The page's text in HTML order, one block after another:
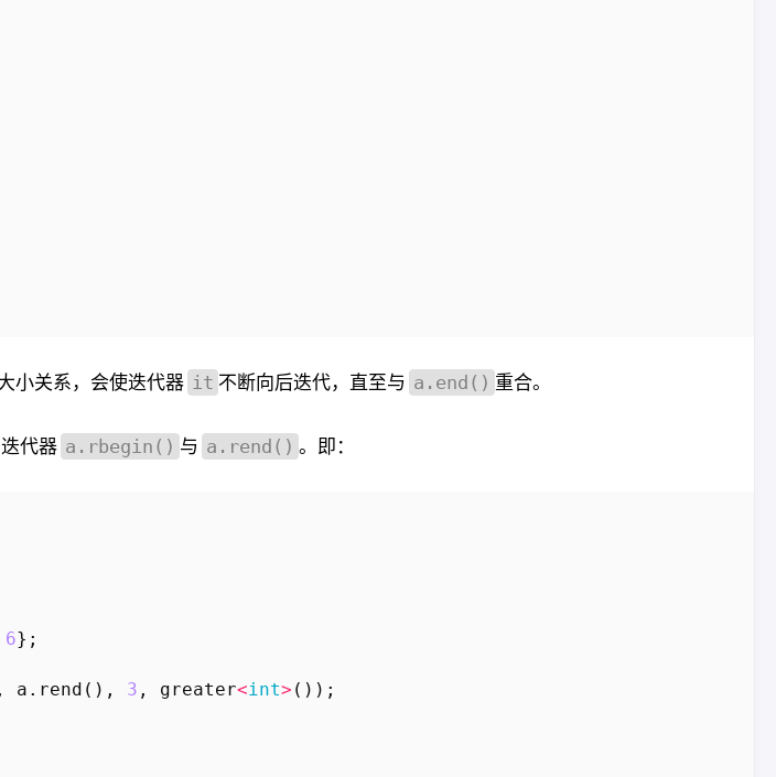
小关系，会使迭代器 it 不断向后迭代，直至与 a.end() 重合。
代器 a.rbegin() 与 a.rend() 。即：
6};
a . rend (), 3 , greater<int> ());